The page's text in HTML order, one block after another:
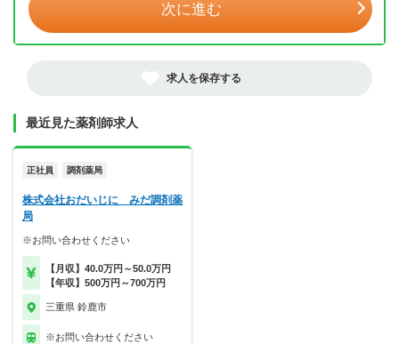
次に進む
求人を保存する
最近見た薬剤師求人
正社員 調剤薬局
株式会社おだいじに みだ調剤薬
局
※お問い合わせください
【月収】40.0万円～50.0万円
【年収】500万円～700万円
三重県 鈴鹿市
※お問い合わせください